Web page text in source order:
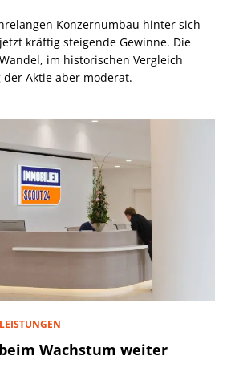
Konzernumbau hinter sich
kräftig steigende Gewinne. Die
im historischen Vergleich
Aktie aber moderat.
Wachstum weiter